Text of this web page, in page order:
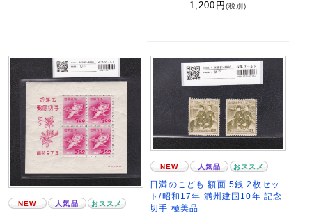
1,200 円 (税別)
NEW 人気品 おススメ
NEW 人気品 おススメ
日満のこども 額面 5銭 2枚セッ
ト/昭和17年 満州建国10年 記念
切手 極美品